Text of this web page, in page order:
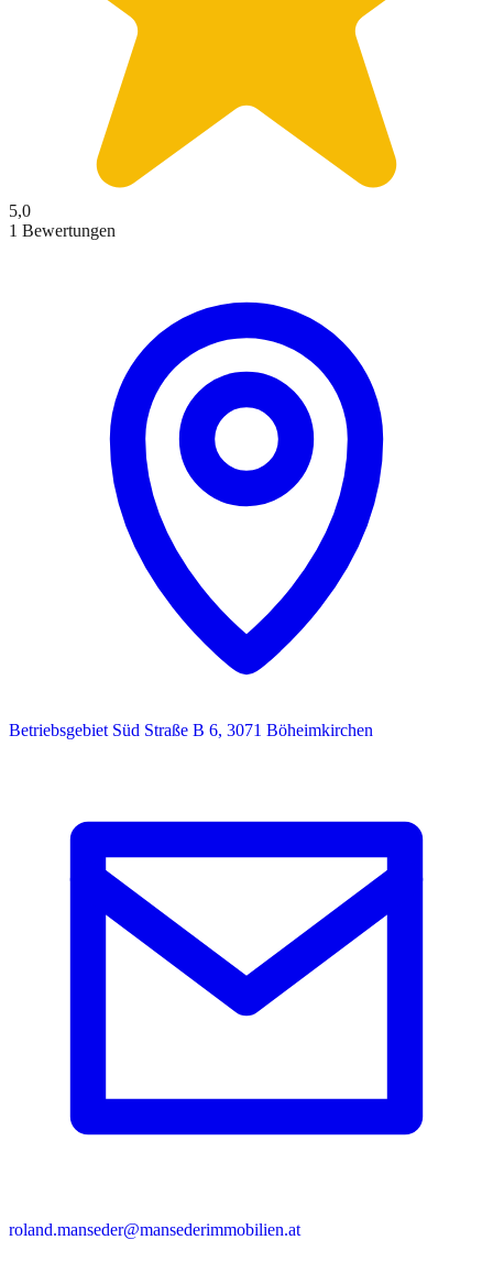
5,0
1 Bewertungen
Betriebsgebiet Süd Straße B 6, 3071 Böheimkirchen
roland.manseder@mansederimmobilien.at